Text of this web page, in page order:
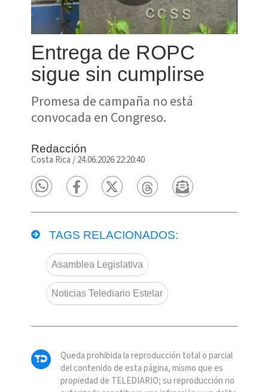
Entrega de ROPC
sigue sin cumplirse
Promesa de campaña no está
convocada en Congreso.
Redacción
Costa Rica/24.06.2026 22:20:40
TAGS RELACIONADOS:
Asamblea Legislativa
Noticias Telediario Estelar
Queda prohibida la reproducción total o parcial
del contenido de esta página, mismo que es
propiedad de TELEDIARIO; su reproducción no